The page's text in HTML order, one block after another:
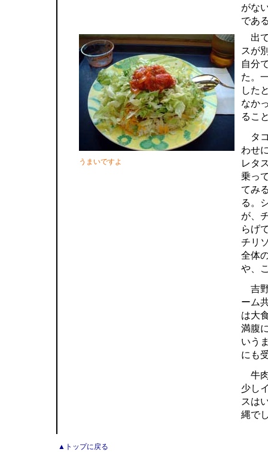
がな
であ
うまいですよ
出て
スが
自分
た。
した
なか
るこ
タコ
わせ
レタ
乗っ
てみ
る。
が、
らげ
チリ
全体
や、
吉野
ーム
は大
満腹
いう
にも
牛肉
少し
スは
縄で
▲トップに戻る